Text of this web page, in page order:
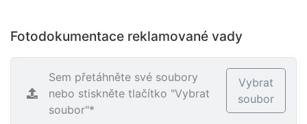
Fotodokumentace reklamované vady
Sem přetáhněte své soubory
nebo stiskněte tlačítko "Vybrat
soubor"*
Vybrat
soubor